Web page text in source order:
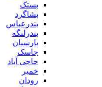
بستک
بشاگرد
بندرعباس
بندرلنگه
پارسیان
جاسک
حاجی آباد
خمیر
رودان